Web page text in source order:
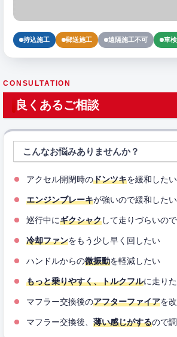
持込施工 郵送施工 遠隔施工不可 車
CONSULTATION
良くあるご相談
こんなお悩みありませんか？
アクセル開閉時のドンツキを緩和したい
エンジンブレーキが強いので緩和したい
巡行中にギクシャクして走りづらいの
冷却ファンをもう少し早く回したい
ハンドルからの微振動を軽減したい
もっと乗りやすく、トルクフルに走り
マフラー交換後のアフターファイアを
マフラー交換後、 薄い感じがするので